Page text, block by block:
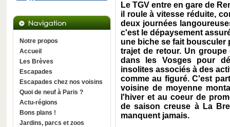
Notre propos
Accueil
Les Brèves
Escapades
Escapades chez nos voisins
Quoi de neuf à Paris ?
Actu-régions
Bons plans !
Jardins, parcs et zoos
Le TGV entre en gare de
il roule à vitesse réduite,
deux journées
c'est le dépaysement
une biche se fait bousculer
trajet de retour. Un
dans les Vosges pour
insolites associés à des
comme au figuré. C'est
voisine de moyenne
l'hiver et au coeur de
de saison creuse à La
manquent jamais.